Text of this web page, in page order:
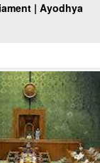
| Ayodhya